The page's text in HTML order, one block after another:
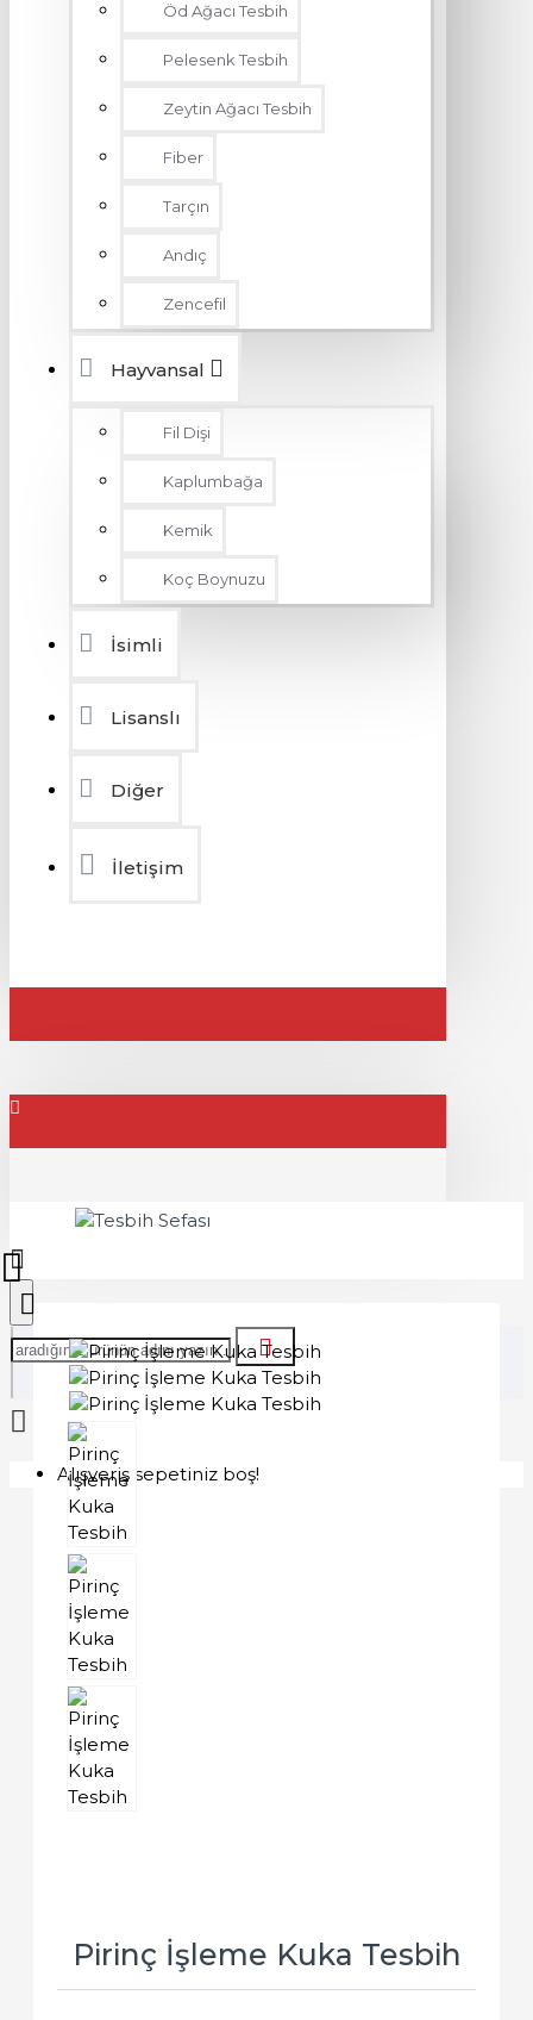
Öd Ağacı Tesbih
Pelesenk Tesbih
Zeytin Ağacı Tesbih
Fiber
Tarçın
Andıç
Zencefil
Hayvansal
Fil Dişi
Kaplumbağa
Kemik
Koç Boynuzu
İsimli
Lisanslı
Diğer
İletişim
Alışveriş sepetiniz boş!
Pirinç İşleme Kuka Tesbih